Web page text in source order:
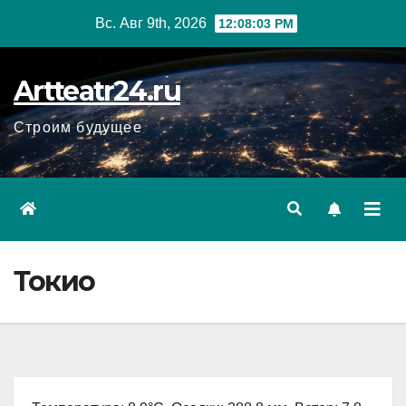
Вс. Авг 9th, 2026 12:08:04 PM
Artteatr24.ru
Строим будущее
Токио